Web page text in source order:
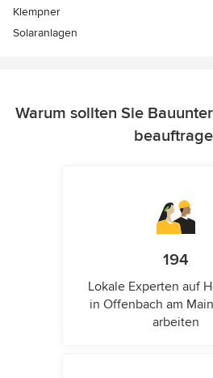
Klempner
Solaranlagen
Warum sollten Sie
194
Lokale Experten auf
in Offenbach am
arbeiten